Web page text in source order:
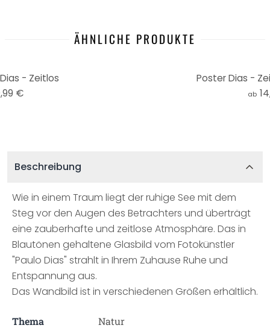
ÄHNLICHE PRODUKTE
- Zeitlos
€
Poster Dias -
ab
Beschreibung
Wie in einem Traum liegt der ruhige See mit dem
Steg vor den Augen des Betrachters und überträgt
eine zauberhafte und zeitlose Atmosphäre. Das in
Blautönen gehaltene Glasbild vom Fotokünstler
"Paulo Dias" strahlt in Ihrem Zuhause Ruhe und
Entspannung aus.
Das Wandbild ist in verschiedenen Größen erhältlich.
Thema Natur